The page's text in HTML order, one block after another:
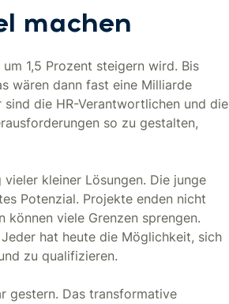
machen
1,5 Prozent steigern wird. Bis
wären dann fast eine Milliarde
die HR-Verantwortlichen und die
so zu gestalten,
kleiner Lösungen. Die junge
Potenzial. Projekte enden nicht
viele Grenzen sprengen.
hat heute die Möglichkeit, sich
zu qualifizieren.
gestern. Das transformative